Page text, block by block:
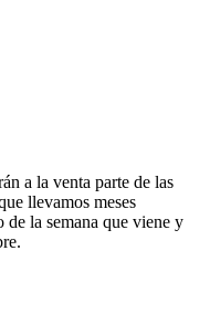
a la venta parte de las
llevamos meses
de la semana que viene y